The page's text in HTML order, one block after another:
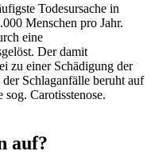
Todesursache in
Menschen pro Jahr.
eine
Der damit
zu einer Schädigung der
Schlaganfälle beruht auf
Carotisstenose.
auf?